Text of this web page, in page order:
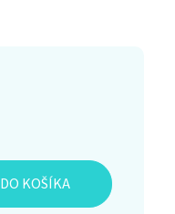
DO KOŠÍKA